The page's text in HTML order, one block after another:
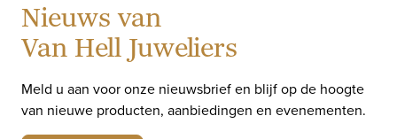
Nieuws van
Van Hell Juweliers
Meld u aan voor onze nieuwsbrief en blijf op de hoogte
van nieuwe producten, aanbiedingen en evenementen.